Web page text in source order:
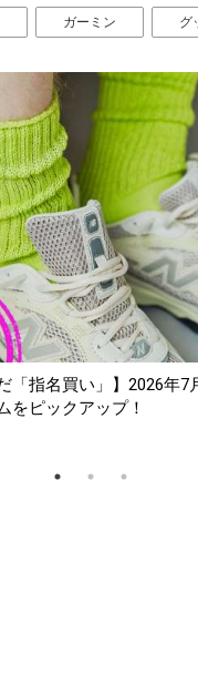
ガーミン グ
「指名買い」】2026年7
をピックアップ！